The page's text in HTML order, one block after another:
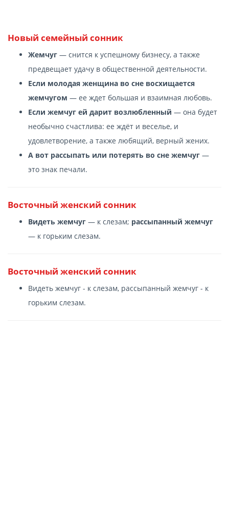
Новый семейный сонник
Жемчуг — снится к успешному бизнесу, а также
предвещает удачу в общественной деятельности.
Если молодая женщина во сне восхищается
жемчугом — ее ждет большая и взаимная любовь.
Если жемчуг ей дарит возлюбленный — она будет
необычно счастлива: ее ждёт и веселье, и
удовлетворение, а также любящий, верный жених.
А вот рассыпать или потерять во сне жемчуг —
это знак печали.
Восточный женский сонник
Видеть жемчуг — к слезам; рассыпанный жемчуг
— к горьким слезам.
Восточный женский сонник
Видеть жемчуг - к слезам, рассыпанный жемчуг - к
горьким слезам.